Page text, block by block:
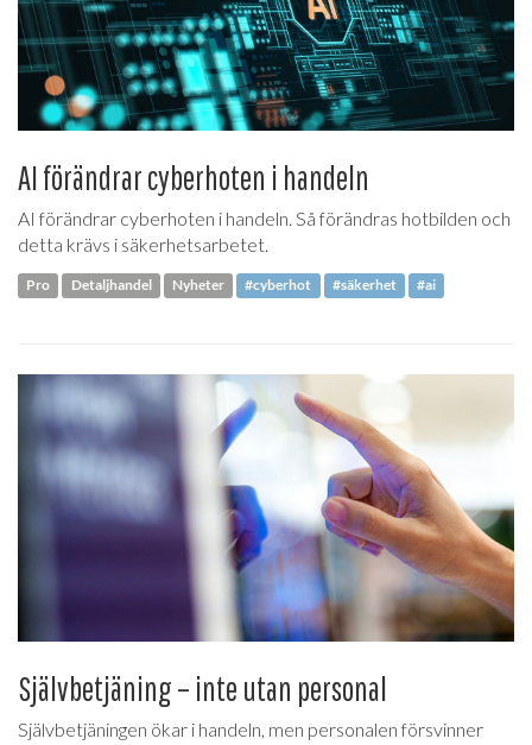
AI förändrar cyberhoten i handeln
AI förändrar cyberhoten i handeln. Så förändras hotbilden och
detta krävs i säkerhetsarbetet.
Pro Detaljhandel Nyheter #cyberhot #säkerhet #ai
Självbetjäning – inte utan personal
Självbetjäningen ökar i handeln, men personalen försvinner